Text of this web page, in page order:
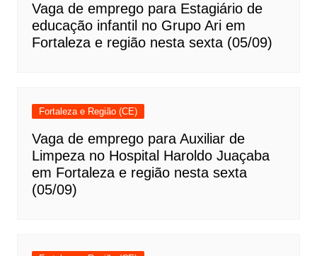
Vaga de emprego para Estagiário de
educação infantil no Grupo Ari em
Fortaleza e região nesta sexta (05/09)
Fortaleza e Região (CE)
Vaga de emprego para Auxiliar de
Limpeza no Hospital Haroldo Juaçaba
em Fortaleza e região nesta sexta
(05/09)